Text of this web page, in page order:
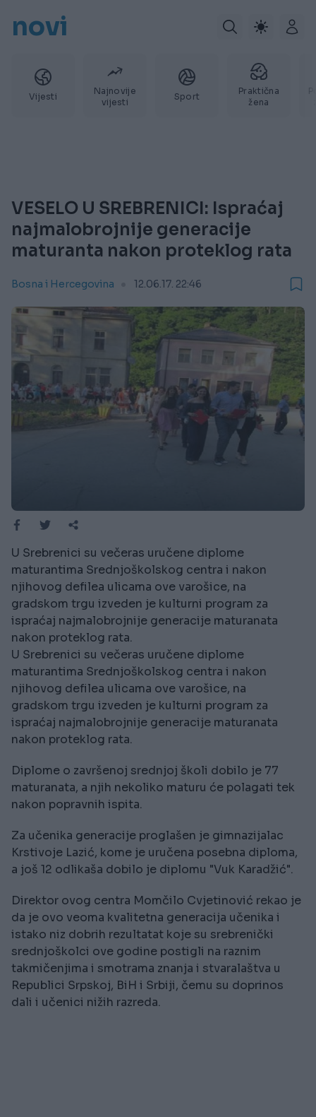
novi
Vijesti
Najnovije
vijesti
Sport
Praktična
žena
VESELO U SREBRENICI: Ispraćaj
najmalobrojnije generacije
maturanta nakon proteklog rata
Bosna i Hercegovina 12.06.17. 22:46
U Srebrenici su večeras uručene diplome
maturantima Srednjoškolskog centra i nakon
njihovog defilea ulicama ove varošice, na
gradskom trgu izveden je kulturni program za
ispraćaj najmalobrojnije generacije maturanata
nakon proteklog rata.
U Srebrenici su večeras uručene diplome
maturantima Srednjoškolskog centra i nakon
njihovog defilea ulicama ove varošice, na
gradskom trgu izveden je kulturni program za
ispraćaj najmalobrojnije generacije maturanata
nakon proteklog rata.
Diplome o završenoj srednjoj školi dobilo je 77
maturanata, a njih nekoliko maturu će polagati tek
nakon popravnih ispita.
Za učenika generacije proglašen je gimnazijalac
Krstivoje Lazić, kome je uručena posebna diploma,
a još 12 odlikaša dobilo je diplomu "Vuk Karadžić".
Direktor ovog centra Momčilo Cvjetinović rekao je
da je ovo veoma kvalitetna generacija učenika i
istako niz dobrih rezultatat koje su srebrenički
srednjoškolci ove godine postigli na raznim
takmičenjima i smotrama znanja i stvaralaštva u
Republici Srpskoj, BiH i Srbiji, čemu su doprinos
dali i učenici nižih razreda.